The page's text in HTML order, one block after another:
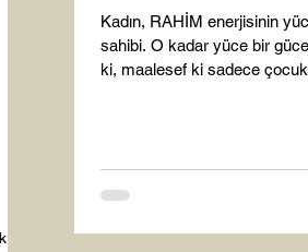
Kadın, RAHİM enerjisinin yüce
sahibi. O kadar yüce bir güce sahip
ki, maalesef ki sadece çocuk